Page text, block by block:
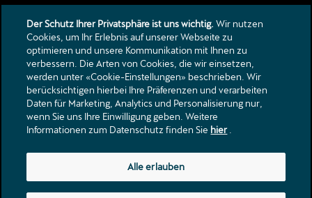
vorschreibt.
Talstrasse 18
3922 Stalden VS
Kontakt
Kataloge & Preislisten
Rechtliche Hinweise
Datenschutzerklärung
Der Schutz Ihrer Privatsphäre ist uns wichtig. Wir nutzen
Cookies, um Ihr Erlebnis auf unserer Webseite zu
optimieren und unsere Kommunikation mit Ihnen zu
verbessern. Die Arten von Cookies, die wir einsetzen,
werden unter «Cookie-Einstellungen» beschrieben. Wir
berücksichtigen hierbei Ihre Präferenzen und verarbeiten
Daten für Marketing, Analytics und Personalisierung nur,
wenn Sie uns Ihre Einwilligung geben. Weitere
Informationen zum Datenschutz finden Sie hier.
Alle erlauben